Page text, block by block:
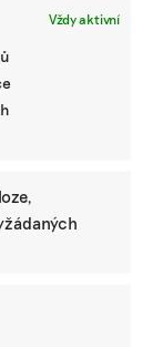
Vždy aktivní